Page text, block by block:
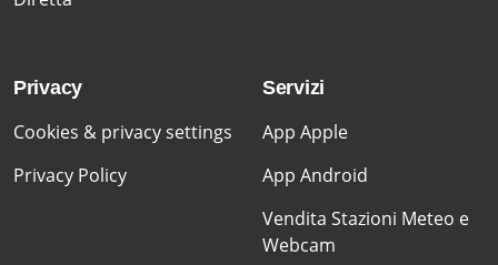
Privacy
Cookies & privacy settings
Privacy Policy
Servizi
App Apple
App Android
Vendita Stazioni Meteo e
Webcam